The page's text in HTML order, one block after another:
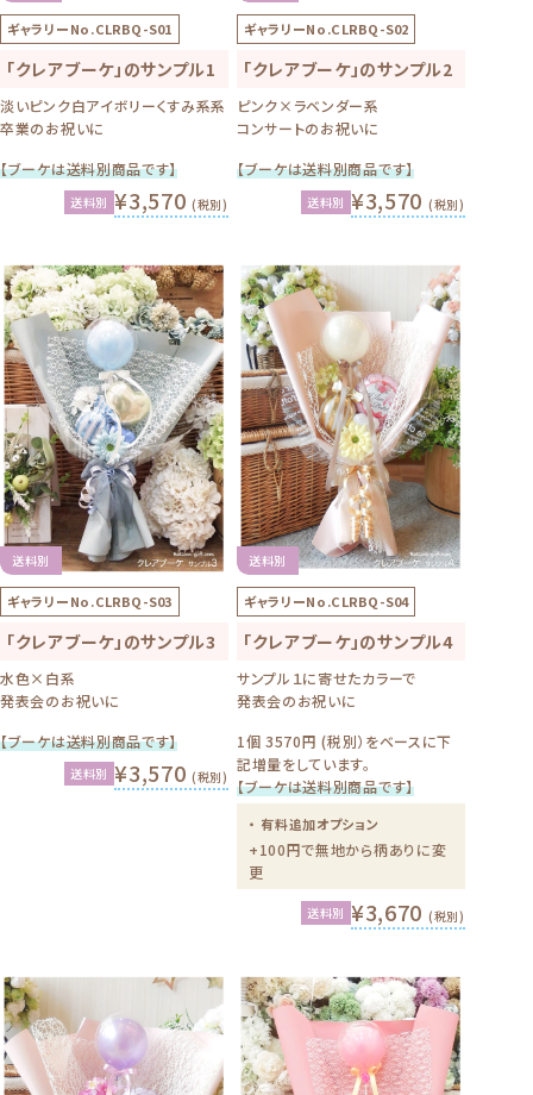
ギャラリーNo.CLRBQ-S01
「クレアブーケ」のサンプル1
淡いピンク白アイボリーくすみ系系
卒業のお祝いに
【ブーケは送料別商品です】
送料別 ¥3,570(税別)
ギャラリーNo.CLRBQ-S02
「クレアブーケ」のサンプル2
ピンク×ラベンダー系
コンサートのお祝いに
【ブーケは送料別商品です】
送料別 ¥3,570 (税別)
送料別
ギャラリーNo.CLRBQ-S03
「クレアブーケ」のサンプル3
水色×白系
発表会のお祝いに
【ブーケは送料別商品です】
送料別 ¥3,570(税別)
送料別
ギャラリーNo.CLRBQ-S04
「クレアブーケ」のサンプル4
サンプル１に寄せたカラーで
発表会のお祝いに
1個 3570円 (税別）をベースに下
記増量をしています。
【ブーケは送料別商品です】
・ 有料追加オプション
+100円で無地から柄ありに変
更
送料別 ¥3,670 (税別)